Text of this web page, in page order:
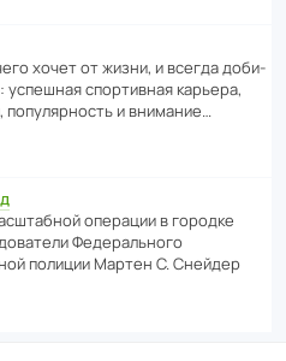
хочет от жизни, и всегда доби­
успе­шная спор­ти­вная карьера,
попу­ля­р­ность и внимание…
операции в городке
Феде­раль­ного
полиции Мартен С. Снейдер